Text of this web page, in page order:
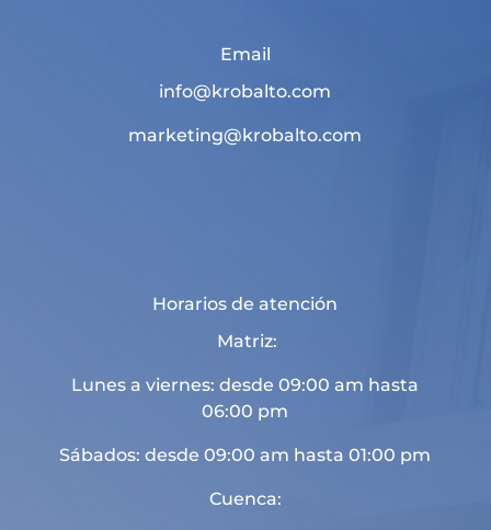
Email
info@krobalto.com
marketing@krobalto.com
Horarios de atención
Matriz:
Lunes a viernes: desde 09:00 am hasta
06:00 pm
Sábados: desde 09:00 am hasta 01:00 pm
Cuenca: